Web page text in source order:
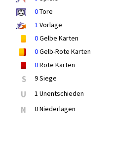
0Tore
1 Vorlage
0Gelbe Karten
0Gelb-Rote Karten
0Rote Karten
S 9 Siege
U 1 Unentschieden
N 0 Niederlagen